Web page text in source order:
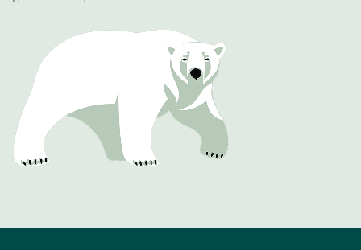
Благодарственные письма получили сотрудники ООО
компании 10 и более лет.
Одним из ярких и обсуждаемых моментов вечера стала
презентация фирменного юбилейного календаря A-
GROUP. Его страницы украсили фотографии сотрудниц
холдинга с автомобилями производства A-GROUP.
Проект должен подчеркнуть, что за успехом компании
стоят не только прогрессивные технологии, но и яркие,
талантливые люди.
Вечер доказал: 15 лет для A-GROUP — не просто рубеж,